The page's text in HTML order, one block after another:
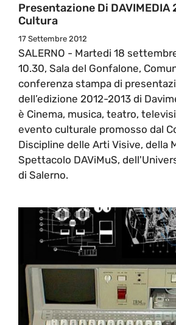
Presentazione Di DAVIMEDIA
Cultura
17 Settembre 2012
SALERNO - Martedi 18
10.30, Sala del Gonfalone,
conferenza stampa di
dell’edizione 2012-2013 di
è Cinema, musica, teatro,
evento culturale promosso dal
Discipline delle Arti Visive, della
Spettacolo DAViMuS,
di Salerno.